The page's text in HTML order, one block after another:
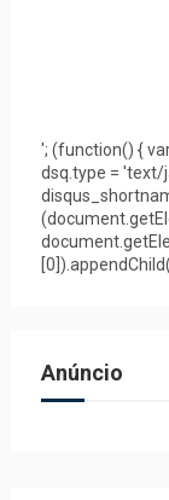
'; (function() {
dsq.type = 'text/
Anúncio